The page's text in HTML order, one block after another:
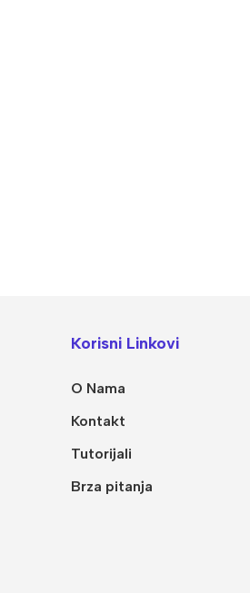
Korisni Linkovi
O Nama
Kontakt
Tutorijali
Brza pitanja